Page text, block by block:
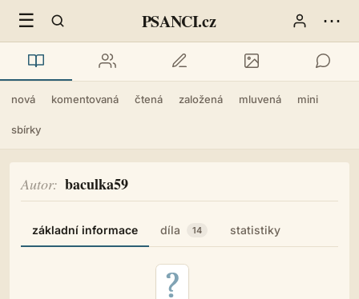
☰ PSANCI.cz ⋯
nová komentovaná čtená založená mluvená mini
sbírky
Autor baculka59
základní informace díla 14 statistiky